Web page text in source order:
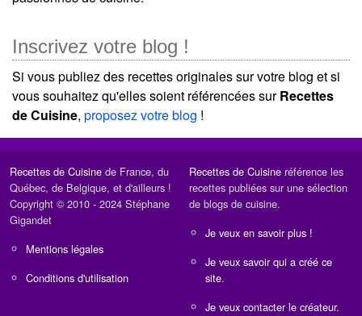
Inscrivez votre blog !
Si vous publiez des recettes originales sur votre blog et si
vous souhaitez qu'elles soient référencées surRecettes
de Cuisine, proposez votre blog !
Recettes de Cuisine de France, du
Québec, de Belgique, et d'ailleurs !
Copyright © 2010 - 2024 Stéphane
Gigandet
Mentions légales
Conditions d'utilisation
Recettes de Cuisine référence les
recettes publiées sur une sélection
de blogs de cuisine.
Je veux en savoir plus !
Je veux savoir qui a créé ce
site.
Je veux contacter le créateur.